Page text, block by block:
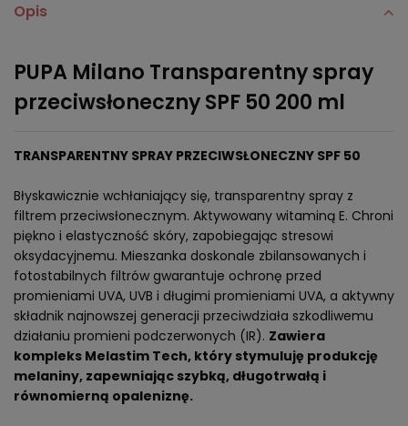
Opis
PUPA Milano Transparentny spray
przeciwsłoneczny SPF 50 200 ml
TRANSPARENTNY SPRAY PRZECIWSŁONECZNY SPF 50
Błyskawicznie wchłaniający się, transparentny spray z
filtrem przeciwsłonecznym. Aktywowany witaminą E. Chroni
piękno i elastyczność skóry, zapobiegając stresowi
oksydacyjnemu. Mieszanka doskonale zbilansowanych i
fotostabilnych filtrów gwarantuje ochronę przed
promieniami UVA, UVB i długimi promieniami UVA, a aktywny
składnik najnowszej generacji przeciwdziała szkodliwemu
działaniu promieni podczerwonych (IR). Zawiera
kompleks Melastim Tech, który stymuluję produkcję
melaniny, zapewniając szybką, długotrwałą i
równomierną opaleniznę.